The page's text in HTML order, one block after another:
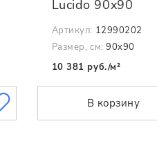
Lucido 90x90
Артикул: 12990202
Размер, см: 90x90
10 381 руб./м²
В корзину